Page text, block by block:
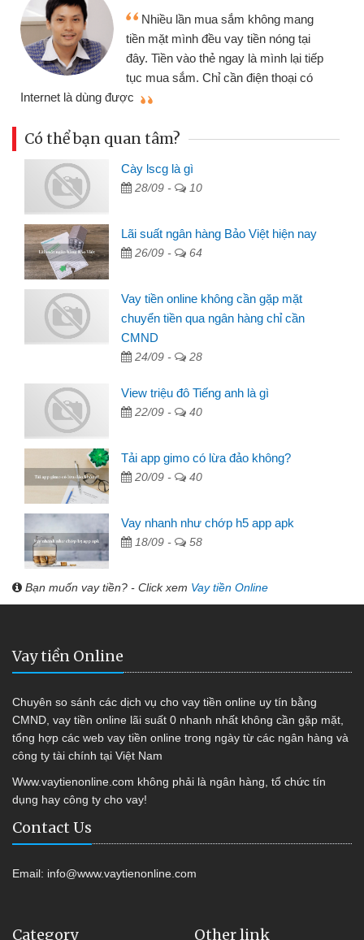
mang
nóng tại
mình lại tiếp
thoại có
Tôi kinh doanh buôn bán
nhiều lúc cần vốn nhập
đến website qua bạn bè giới
đã giải quyết được công việc
Có thể bạn quan tâm?
Cày lscg là gì
28/09 - 10
Lãi suất ngân hàng Bảo Việt hiện nay
26/09 - 64
Vay tiền online không cần gặp mặt
chuyển tiền qua ngân hàng chỉ cần
CMND
24/09 - 28
View triệu đô Tiếng anh là gì
22/09 - 40
Tải app gimo có lừa đảo không?
20/09 - 40
Vay nhanh như chớp h5 app apk
18/09 - 58
Bạn muốn vay tiền? - Click xem Vay tiền Online
Vay tiền Online
Chuyên so sánh các dịch vụ cho vay tiền online uy tín bằng
CMND, vay tiền online lãi suất 0 nhanh nhất không cần gặp mặt,
tổng hợp các web vay tiền online trong ngày từ các ngân hàng và
công ty tài chính tại Việt Nam
Www.vaytienonline.com không phải là ngân hàng, tổ chức tín
dụng hay công ty cho vay!
Contact Us
Email: info@www.vaytienonline.com
Category Other link